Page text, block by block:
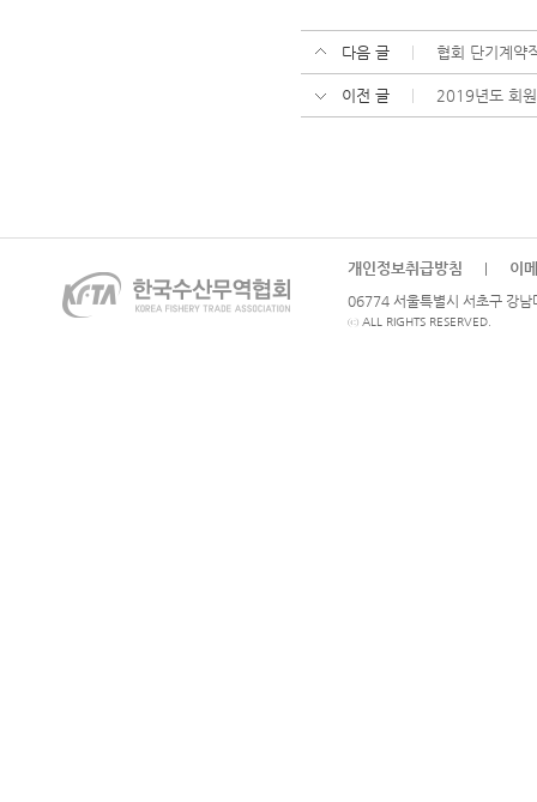
다음 글 협회 단기계약
이전 글 2019년도 회
개인정보취급방침 이
06774 서울특별시 서초구 강
ⓒ ALL RIGHTS RESERVED.